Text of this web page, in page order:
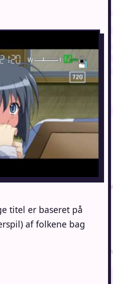
titel er baseret på
af folkene bag